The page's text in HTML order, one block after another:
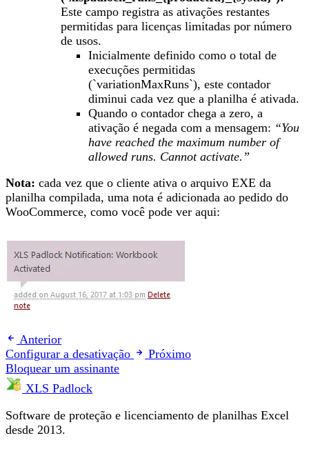
Este campo registra as ativações restantes
permitidas para licenças limitadas por número
de usos.
Inicialmente definido como o total de
execuções permitidas
(`variationMaxRuns`), este contador
diminui cada vez que a planilha é ativada.
Quando o contador chega a zero, a
ativação é negada com a mensagem: “You
have reached the maximum number of
allowed runs. Cannot activate.”
Nota: cada vez que o cliente ativa o arquivo EXE da
planilha compilada, uma nota é adicionada ao pedido do
WooCommerce, como você pode ver aqui:
Anterior
Configurar a desativação
Próximo
Bloquear um assinante
XLS Padlock
Software de proteção e licenciamento de planilhas Excel
desde 2013.